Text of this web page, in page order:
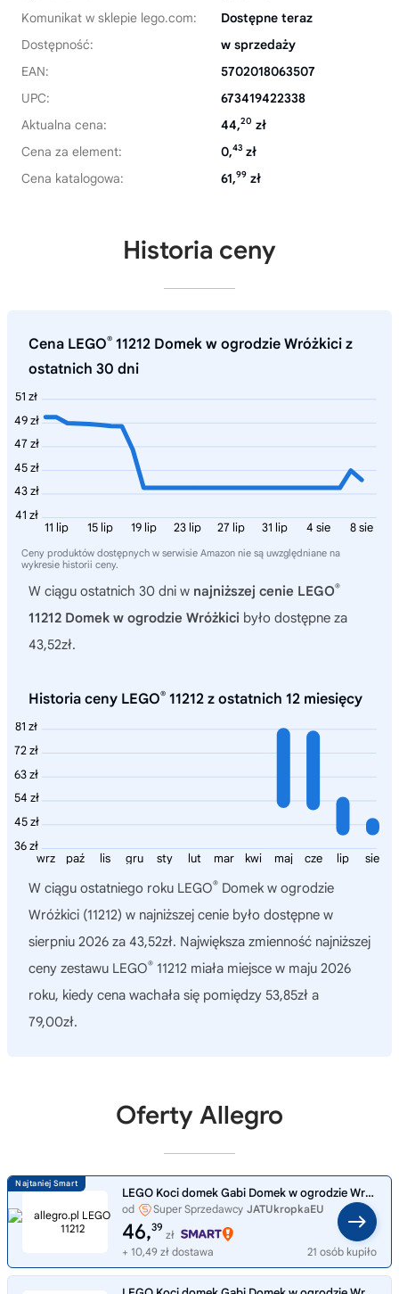
Komunikat w sklepie lego.com:
Dostępne teraz
Dostępność:
w sprzedaży
EAN:
5702018063507
UPC:
673419422338
Aktualna cena:
44,20 zł
Cena za element:
0,43 zł
Cena katalogowa:
61,99 zł
Historia ceny
Cena LEGO® 11212 Domek w ogrodzie Wróżkici z
ostatnich 30 dni
51 zł
49 zł
47 zł
45 zł
43 zł
41 zł
8 sie
4 sie
31 lip
27 lip
23 lip
19 lip
15 lip
11 lip
Ceny produktów dostępnych w serwisie Amazon nie są uwzględniane na
wykresie historii ceny.
W ciągu ostatnich 30 dni w najniższej cenie LEGO®
11212 Domek w ogrodzie Wróżkici było dostępne za
43,52zł.
Historia ceny LEGO® 11212 z ostatnich 12 miesięcy
81 zł
72 zł
63 zł
54 zł
45 zł
36 zł
sie
lip
cze
maj
kwi
mar
lut
sty
gru
lis
paź
wrz
W ciągu ostatniego roku LEGO® Domek w ogrodzie
Wróżkici (11212) w najniższej cenie było dostępne w
sierpniu 2026 za 43,52zł. Największa zmienność najniższej
ceny zestawu LEGO® 11212 miała miejsce w maju 2026
roku, kiedy cena wachała się pomiędzy 53,85zł a
79,00zł.
Oferty Allegro
LEGO Koci domek Gabi Domek w ogrodzie Wróżkici 11212
od Super Sprzedawcy JATUkropkaEU
46,39
zł
+ 10,49 zł dostawa
21 osób kupiło